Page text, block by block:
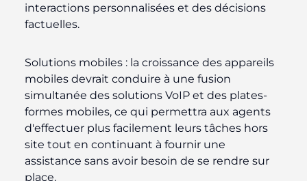
interactions personnalisées et des décisions
factuelles.
Solutions mobiles : la croissance des appareils
mobiles devrait conduire à une fusion
simultanée des solutions VoIP et des plates-
formes mobiles, ce qui permettra aux agents
d'effectuer plus facilement leurs tâches hors
site tout en continuant à fournir une
assistance sans avoir besoin de se rendre sur
place.